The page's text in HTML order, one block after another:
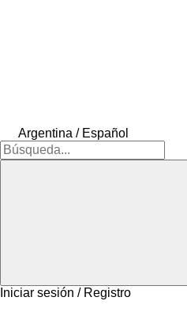
Argentina / Español
Iniciar sesión / Registro